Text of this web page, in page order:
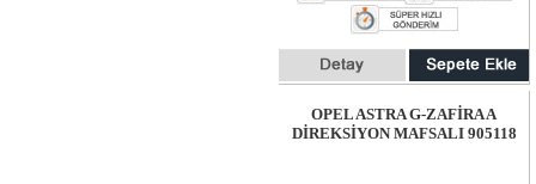
OPEL ASTRA G-ZAFİRA A
DİREKSİYON MAFSALI 905118